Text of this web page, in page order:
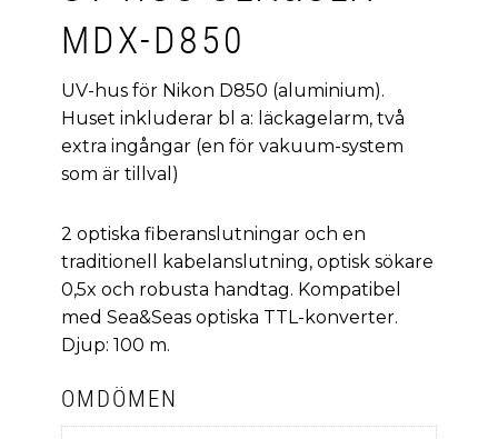
MDX-D850
UV-hus för Nikon D850 (aluminium).
Huset inkluderar bl a: läckagelarm, två
extra ingångar (en för vakuum-system
som är tillval)
2 optiska fiberanslutningar och en
traditionell kabelanslutning, optisk sökare
0,5x och robusta handtag. Kompatibel
med Sea&Seas optiska TTL-konverter.
Djup: 100 m.
OMDÖMEN